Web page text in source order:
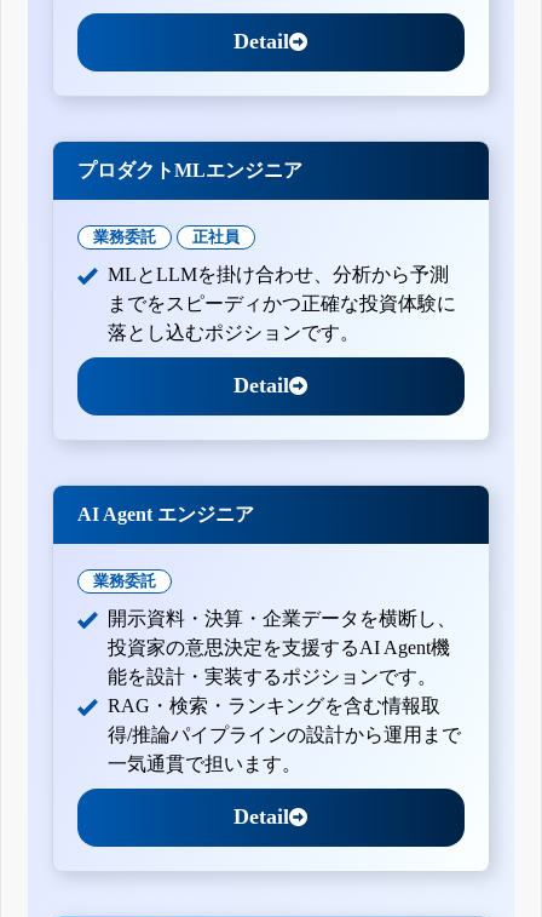
Detail
プロダクトMLエンジニア
業務委託 正社員
MLとLLMを掛け合わせ、分析から予測
までをスピーディかつ正確な投資体験に
落とし込むポジションです。
Detail
AI Agent エンジニア
業務委託
開示資料・決算・企業データを横断し、
投資家の意思決定を支援するAI Agent機
能を設計・実装するポジションです。
RAG・検索・ランキングを含む情報取
得/推論パイプラインの設計から運用まで
一気通貫で担います。
Detail